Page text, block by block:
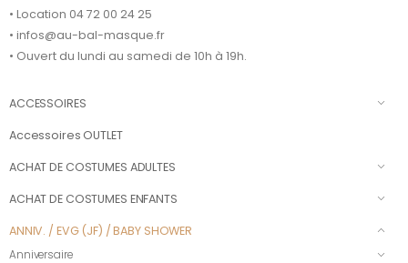
• Location 04 72 00 24 25
• infos@au-bal-masque.fr
• Ouvert du lundi au samedi de 10h à 19h.
ACCESSOIRES
Accessoires OUTLET
ACHAT DE COSTUMES ADULTES
ACHAT DE COSTUMES ENFANTS
ANNIV. / EVG (JF) / BABY SHOWER
Anniversaire